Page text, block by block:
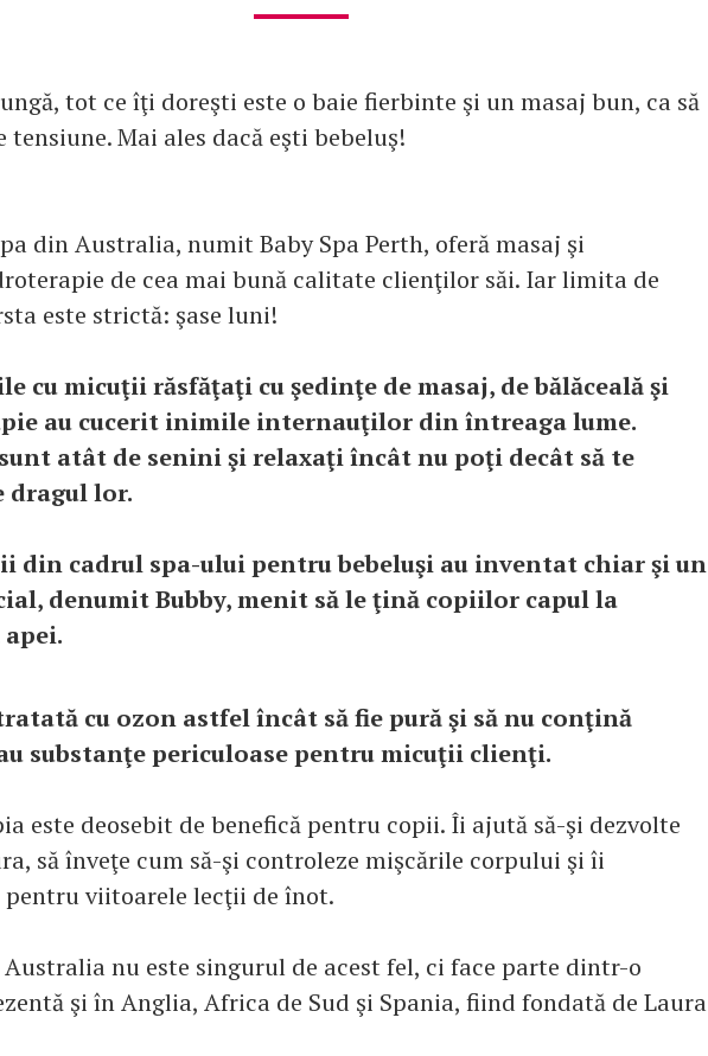
tot ce îţi doreşti este o baie fierbinte şi un masaj bun, ca să
tensiune. Mai ales dacă eşti bebeluş!
din Australia, numit Baby Spa Perth, oferă masaj şi
de cea mai bună calitate clienţilor săi. Iar limita de
este strictă: şase luni!
cu micuţii răsfăţaţi cu şedinţe de masaj, de bălăceală şi
au cucerit inimile internauţilor din întreaga lume.
atât de senini şi relaxaţi încât nu poţi decât să te
dragul lor.
din cadrul spa-ului pentru bebeluşi au inventat chiar şi un
denumit Bubby, menit să le ţină copiilor capul la
cu ozon astfel încât să fie pură şi să nu conţină
substanţe periculoase pentru micuţii clienţi.
este deosebit de benefică pentru copii. Îi ajută să-şi dezvolte
să înveţe cum să-şi controleze mişcările corpului şi îi
pentru viitoarele lecţii de înot.
nu este singurul de acest fel, ci face parte dintr-o
şi în Anglia, Africa de Sud şi Spania, fiind fondată de Laura